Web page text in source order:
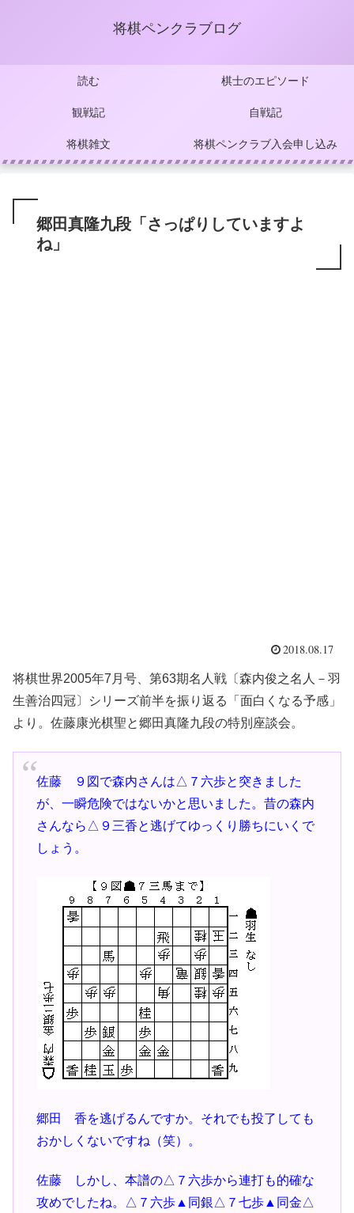
将棋ペンクラブログ
読む 棋士のエピソード
観戦記 自戦記
将棋雑文 将棋ペンクラブ入会申し込み
郷田真隆九段「さっぱりしていますよ
ね」
2018.08.17
将棋世界2005年7月号、第63期名人戦〔森内俊之名人－羽
生善治四冠〕シリーズ前半を振り返る「面白くなる予感」
より。佐藤康光棋聖と郷田真隆九段の特別座談会。
佐藤 ９図で森内さんは△７六歩と突きました
が、一瞬危険ではないかと思いました。昔の森内
さんなら△９三香と逃げてゆっくり勝ちにいくで
しょう。
郷田 香を逃げるんですか。それでも投了しても
おかしくないですね（笑）。
佐藤 しかし、本譜の△７六歩から連打も的確な
攻めでしたね。△７六歩▲同銀△７七歩▲同金△